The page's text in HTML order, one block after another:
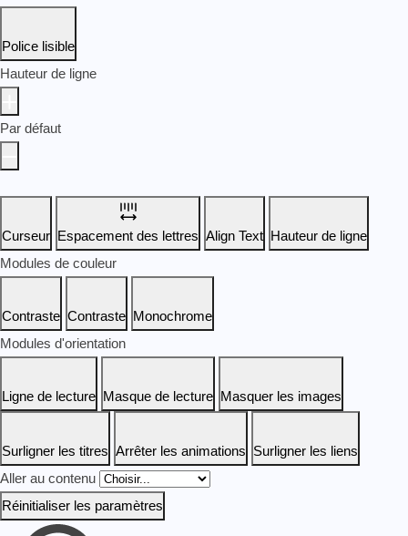
Police lisible
Hauteur de ligne
Par défaut
Curseur Espacement des lettres Align Text Hauteur de ligne
Modules de couleur
Contraste Contraste Monochrome
Modules d'orientation
Ligne de lecture Masque de lecture Masquer les images
Surligner les titres Arrêter les animations Surligner les liens
Aller au contenu
Réinitialiser les paramètres